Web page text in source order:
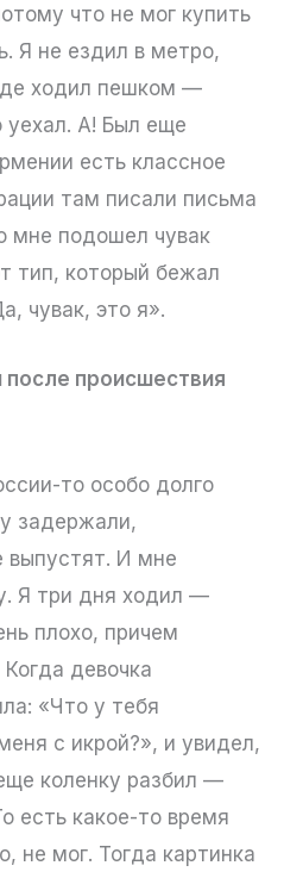
что не мог купить
Я не ездил в метро,
ходил пешком —
уехал. А! Был еще
есть классное
там писали письма
мне подошел чувак
тип, который бежал
чувак, это я».
после происшествия
то особо долго
задержали,
выпустят. И мне
Я три дня ходил —
плохо, причем
девочка
«Что у тебя
с икрой?», и увидел,
коленку разбил —
есть какое-то время
не мог. Тогда картинка